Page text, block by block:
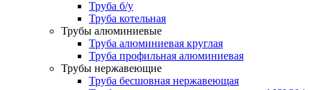
Труба б/у
Труба котельная
Трубы алюминиевые
Труба алюминиевая круглая
Труба профильная алюминиевая
Трубы нержавеющие
Труба бесшовная нержавеющая